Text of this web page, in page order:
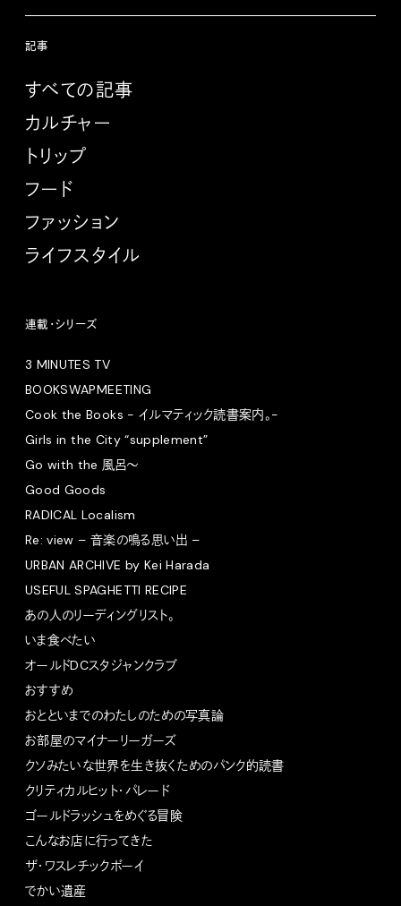
記事
すべての記事
カルチャー
トリップ
フード
ファッション
ライフスタイル
連載・シリーズ
3 MINUTES TV
BOOKSWAPMEETING
Cook the Books - イルマティック読書案内。-
Girls in the City “supplement”
Go with the 風呂〜
Good Goods
RADICAL Localism
Re: view – 音楽の鳴る思い出 –
URBAN ARCHIVE by Kei Harada
USEFUL SPAGHETTI RECIPE
あの人のリーディングリスト。
いま食べたい
オールドDCスタジャンクラブ
おすすめ
おとといまでのわたしのための写真論
お部屋のマイナーリーガーズ
クソみたいな世界を生き抜くためのパンク的読書
クリティカルヒット・パレード
ゴールドラッシュをめぐる冒険
こんなお店に行ってきた
ザ・ワスレチックボーイ
でかい遺産